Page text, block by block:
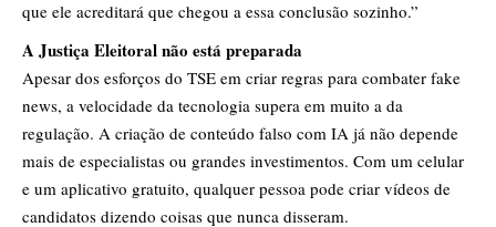
que ele acreditará que chegou a essa conclusão sozinho.”
A Justiça Eleitoral não está preparada
Apesar dos esforços do TSE em criar regras para combater fake
news, a velocidade da tecnologia supera em muito a da
regulação. A criação de conteúdo falso com IA já não depende
mais de especialistas ou grandes investimentos. Com um celular
e um aplicativo gratuito, qualquer pessoa pode criar vídeos de
candidatos dizendo coisas que nunca disseram.